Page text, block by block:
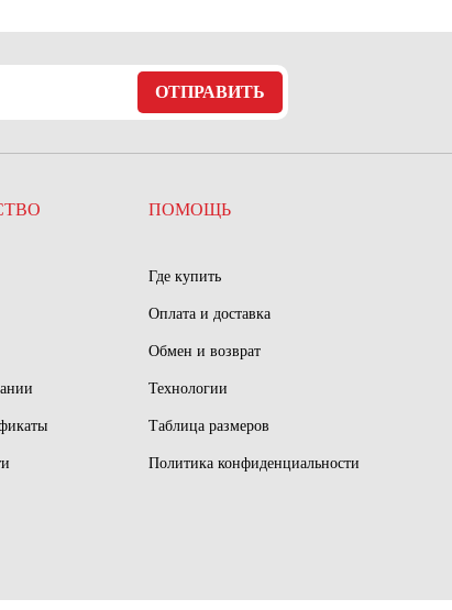
ОТПРАВИТЬ
ПОМОЩЬ
Где купить
Оплата и доставка
Обмен и возврат
Технологии
Таблица размеров
Политика конфиденциальности